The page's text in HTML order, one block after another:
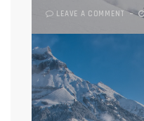
LEAVE A COMMENT